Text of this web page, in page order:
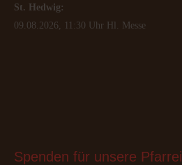
St. Hedwig:
09.08.2026, 11:30 Uhr Hl. Messe
Spenden für unsere Pfarrei